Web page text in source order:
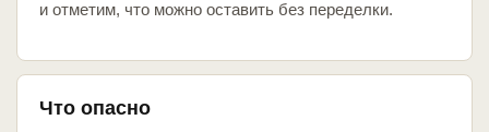
и отметим, что можно оставить без переделки.
Что опасно